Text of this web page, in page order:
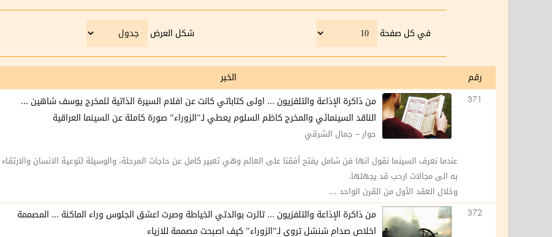
في كل صفحة شكل العرض
رقم الخبر
371
من ذاكرة الإذاعة والتلفزيون ... اولى كتاباتي كانت عن افلام السيرة الذاتية للمخرج يوسف شاهين ...
الناقد السينمائي والمخرج كاظم السلوم يعطي لـ”الزوراء” صورة كاملة عن السينما العراقية
حوار – جمال الشرقي
عندما نعرف السينما نقول انها فن شامل يفتح أفقنا على العالم وهي تعبير كامل عن حاجات المرحلة، والوسيلة لتوعية الانسان والارتقاء
به الى مجالات ارحب قد يجهلها.
وخلال العقد الأول من القرن الواحد ...
372
من ذاكرة الإذاعة والتلفزيون ... تاثرت بوالدتي الخياطة وصرت اعشق الجلوس وراء الماكنة ... المصممة
اخلاص صدام شنشل تروي لـ”الزوراء” كيف اصبحت مصممة للازياء